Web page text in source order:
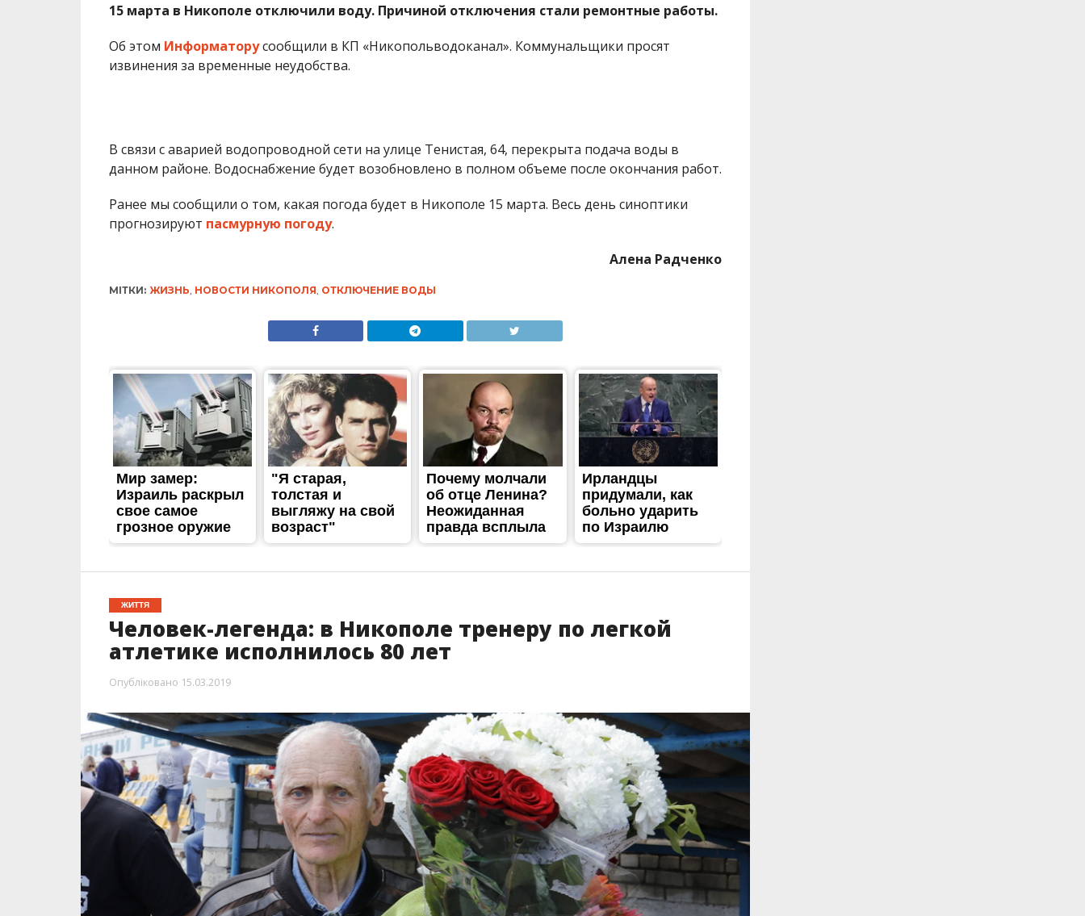
15 марта в Никополе отключили воду. Причиной отключения стали ремонтные работы.
Об этом Информаторусообщили в КП «Никопольводоканал». Коммунальщики просят
извинения за временные неудобства.
В связи с аварией водопроводной сети на улице Тенистая, 64, перекрыта подача воды в
данном районе. Водоснабжение будет возобновлено в полном объеме после окончания работ.
Ранее мы сообщили о том, какая погода будет в Никополе 15 марта. Весь день синоптики
прогнозируют пасмурную погоду.
Алена Радченко
МІТКИ: ЖИЗНЬ НОВОСТИ НИКОПОЛЯ ОТКЛЮЧЕНИЕ ВОДЫ
ЖИТТЯ
Человек-легенда: в Никополе тренеру по легкой
атлетике исполнилось 80 лет
Опубліковано 15.03.2019